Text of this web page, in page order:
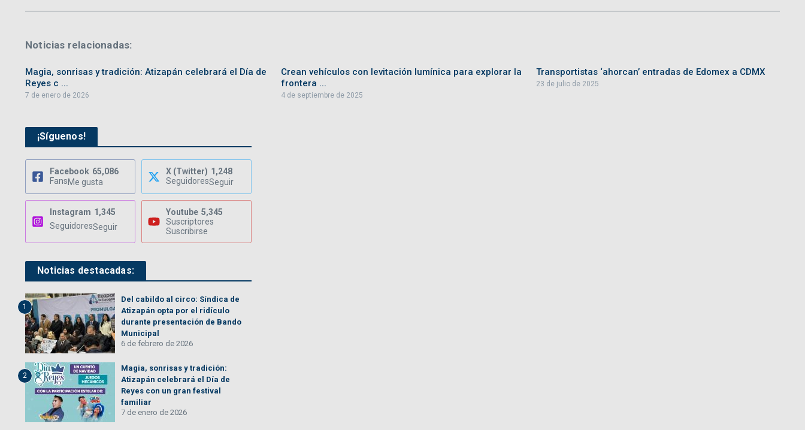
Noticias relacionadas:
Magia, sonrisas y tradición: Atizapán celebrará el Día de
Reyes c ...
7 de enero de 2026
Crean vehículos con levitación lumínica para explorar la
frontera ...
4 de septiembre de 2025
Transportistas ‘ahorcan’ entradas de Edomex a CDMX
23 de julio de 2025
¡Síguenos!
Facebook 65,086
FansMe gusta
X (Twitter) 1,248
SeguidoresSeguir
Instagram 1,345
SeguidoresSeguir
Youtube 5,345
Suscriptores
Suscribirse
Noticias destacadas:
1
Del cabildo al circo: Síndica de
Atizapán opta por el ridículo
durante presentación de Bando
Municipal
6 de febrero de 2026
2
Magia, sonrisas y tradición:
Atizapán celebrará el Día de
Reyes con un gran festival
familiar
7 de enero de 2026